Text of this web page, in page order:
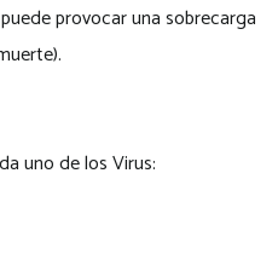
provocar una sobrecarga
uno de los Virus: